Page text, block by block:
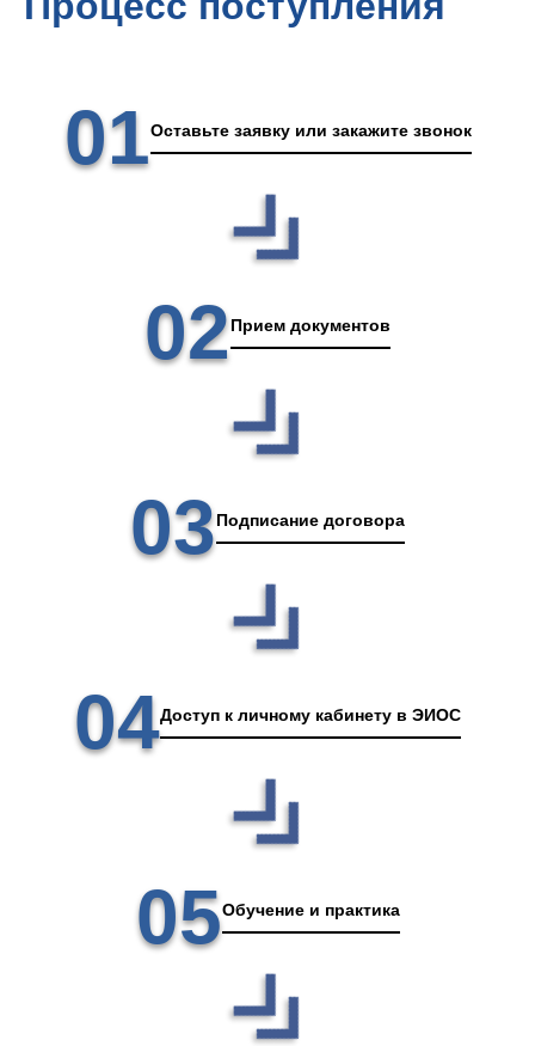
01Оставьте заявку или закажите звонок
02Прием документов
03Подписание договора
04Доступ к личному кабинету в ЭИОС
05Обучение и практика